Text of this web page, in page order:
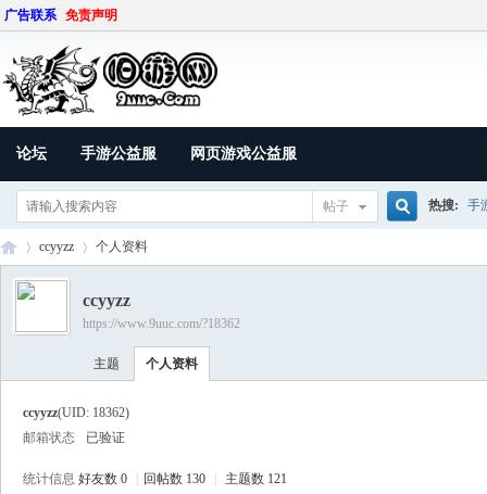
广告联系 免责声明
论坛 手游公益服 网页游戏公益服
帖子 热搜: 手
›
ccyyzz 个人资料
ccyyzz
https://www.9uuc.com/?18362
主题 个人资料
ccyyzz(UID: 18362)
邮箱状态
已验证
统计信息 好友数 0 回帖数 130 主题数 121